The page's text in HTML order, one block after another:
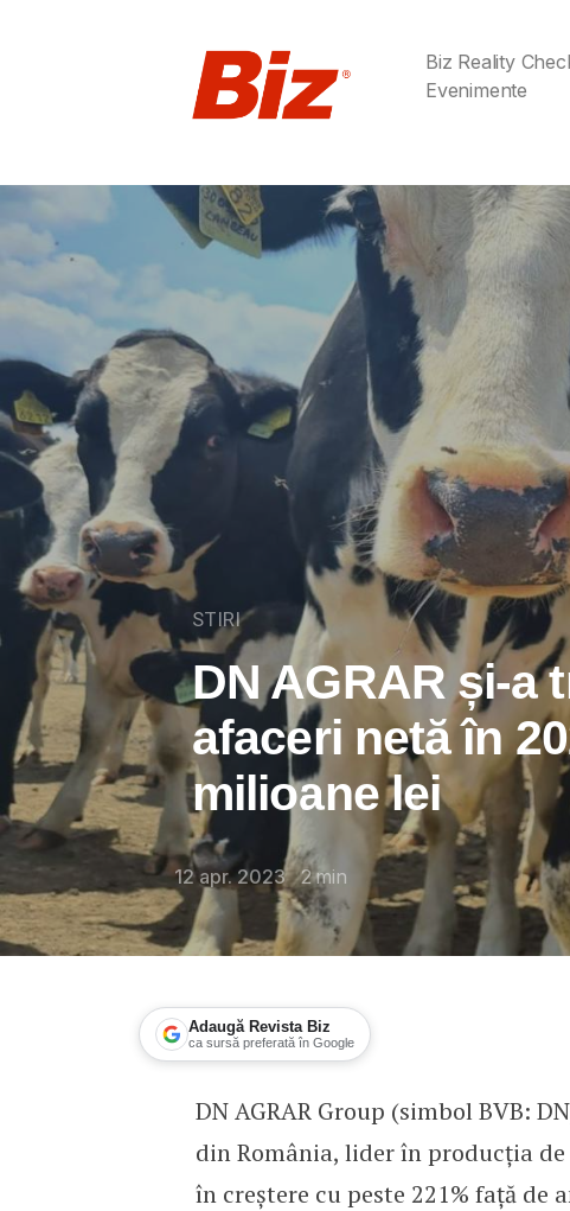
Biz Reality
Evenimente
STIRI
DN AGRAR și-a
afaceri netă în
milioane lei
12 apr. 2023 2 min
Adaugă Revista Biz
ca sursă preferată în Google
DN AGRAR și-a triplat
DN AGRAR Group (simbol BVB:
din România, lider în producţia
în creștere cu peste 221% față de